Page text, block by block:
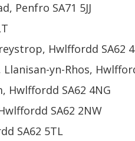
Penfro SA71 5JJ
Hwlffordd SA62
yn-Rhos,
Hwlffordd SA62 4NG
SA62 2NW
SA62 5TL